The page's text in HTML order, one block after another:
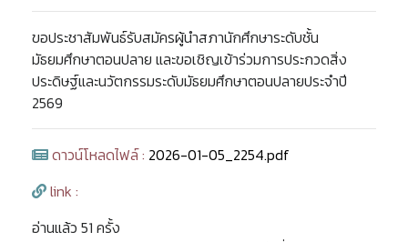
ขอประชาสัมพันธ์รับสมัครผู้นำสภานักศึกษาระดับชั้น
มัธยมศึกษาตอนปลาย และขอเชิญเข้าร่วมการประกวดสิ่ง
ประดิษฐ์และนวัตกรรมระดับมัธยมศึกษาตอนปลายประจำปี
2569
ดาวน์โหลดไฟล์ : 2026-01-05_2254.pdf
link :
อ่านแล้ว 51 ครั้ง